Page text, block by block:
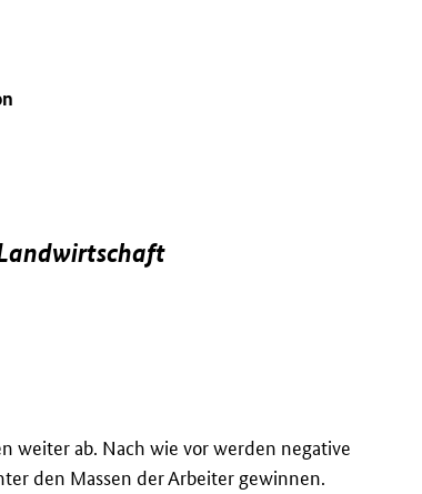
weiter ab. Nach wie vor werden negative
den Massen der Arbeiter gewinnen.